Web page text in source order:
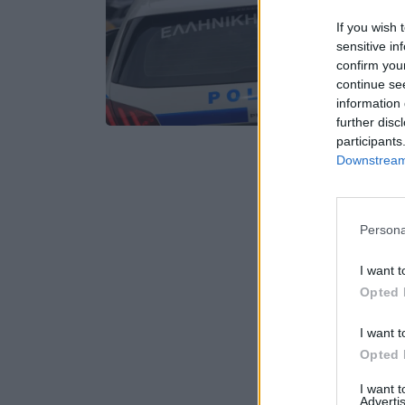
If you wish
sensitive
confirm
continue
information
further
I want
Opted
I want
Opted
I want